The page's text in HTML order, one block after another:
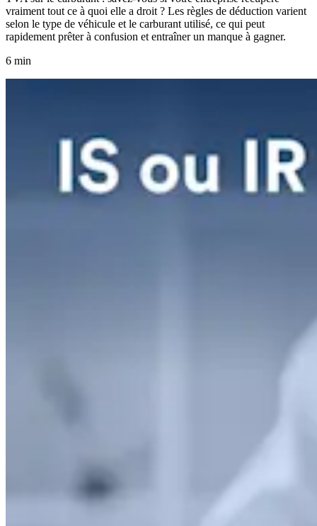
vraiment tout ce à quoi elle a droit ? Les règles de déduction varient
selon le type de véhicule et le carburant utilisé, ce qui peut
rapidement prêter à confusion et entraîner un manque à gagner.
6 min